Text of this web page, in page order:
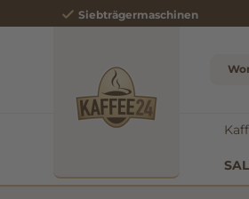
springen Zur Hauptnavigation
Siebträgermaschinen